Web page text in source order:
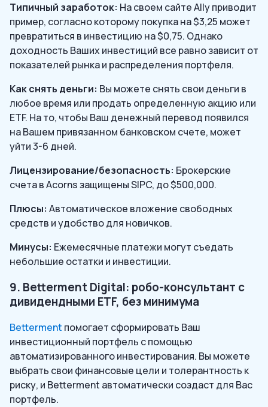
Типичный заработок: На своем сайте Ally приводит
пример, согласно которому покупка на $3,25 может
превратиться в инвестицию на $0,75. Однако
доходность Ваших инвестиций все равно зависит от
показателей рынка и распределения портфеля.
Как снять деньги: Вы можете снять свои деньги в
любое время или продать определенную акцию или
ETF. На то, чтобы Ваш денежный перевод появился
на Вашем привязанном банковском счете, может
уйти 3-6 дней.
Лицензирование/безопасность: Брокерские
счета в Acorns защищены SIPC, до $500,000.
Плюсы: Автоматическое вложение свободных
средств и удобство для новичков.
Минусы: Ежемесячные платежи могут съедать
небольшие остатки и инвестиции.
9. Betterment Digital: робо-консультант с
дивидендными ETF, без минимума
Betterment помогает сформировать Ваш
инвестиционный портфель с помощью
автоматизированного инвестирования. Вы можете
выбрать свои финансовые цели и толерантность к
риску, и Betterment автоматически создаст для Вас
портфель.